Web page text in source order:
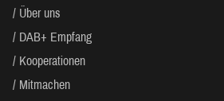
Über uns
DAB+ Empfang
Kooperationen
Mitmachen